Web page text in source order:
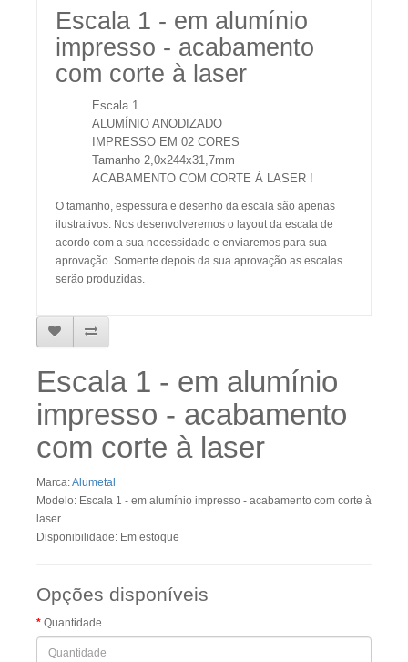
Escala 1 - em alumínio
impresso - acabamento
com corte à laser
Escala 1
ALUMÍNIO ANODIZADO
IMPRESSO EM 02 CORES
Tamanho 2,0x244x31,7mm
ACABAMENTO COM CORTE À LASER !
O tamanho, espessura e desenho da escala são apenas
ilustrativos. Nos desenvolveremos o layout da escala de
acordo com a sua necessidade e enviaremos para sua
aprovação. Somente depois da sua aprovação as escalas
serão produzidas.
Escala 1 - em alumínio
impresso - acabamento
com corte à laser
Marca:Alumetal
Modelo: Escala 1 - em alumínio impresso - acabamento com corte à
laser
Disponibilidade: Em estoque
Opções disponíveis
Quantidade